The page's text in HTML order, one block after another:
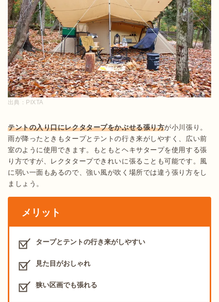
出典： PIXTA
テントの入り口にレクタタープをかぶせる張り方が小川張り。
雨が降ったときもタープとテントの行き来がしやすく、広い前
室のように使用できます。もともとヘキサタープを使用する張
り方ですが、レクタタープできれいに張ることも可能です。風
に弱い一面もあるので、強い風が吹く場所では違う張り方をし
ましょう。
メリット
タープとテントの行き来がしやすい
見た目がおしゃれ
狭い区画でも張れる